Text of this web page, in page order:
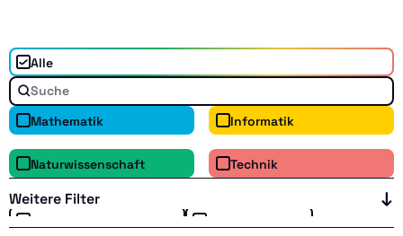
Alle
Mathematik Informatik
Naturwissenschaft Technik
Weitere Filter